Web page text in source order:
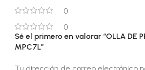
0
0
Sé el primero en valorar “OLLA DE
MPC7L”